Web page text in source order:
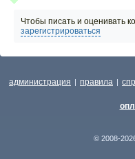
Чтобы писать и оценивать
зарегистрироваться
администрация | правила |
© 2008-